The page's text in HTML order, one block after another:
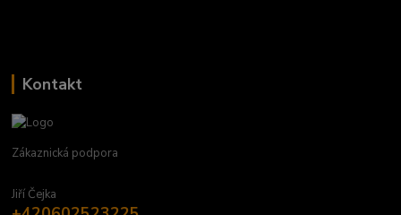
Kontakt
Zákaznická podpora
Jiří Čejka